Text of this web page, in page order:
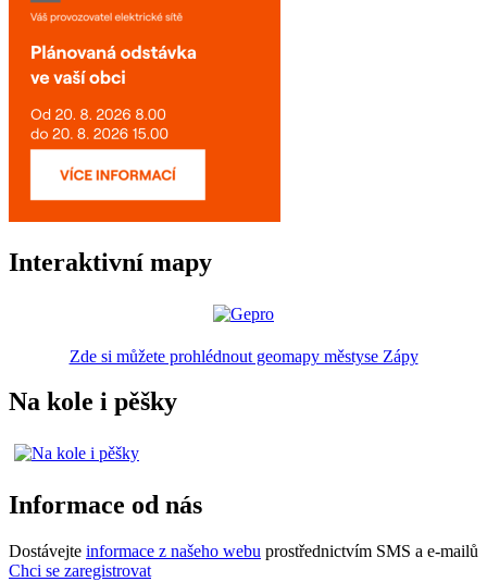
Interaktivní mapy
Zde si můžete prohlédnout geomapy městyse Zápy
Na kole i pěšky
Informace od nás
Dostávejte informace z našeho webu prostřednictvím SMS a e-mailů
Chci se zaregistrovat